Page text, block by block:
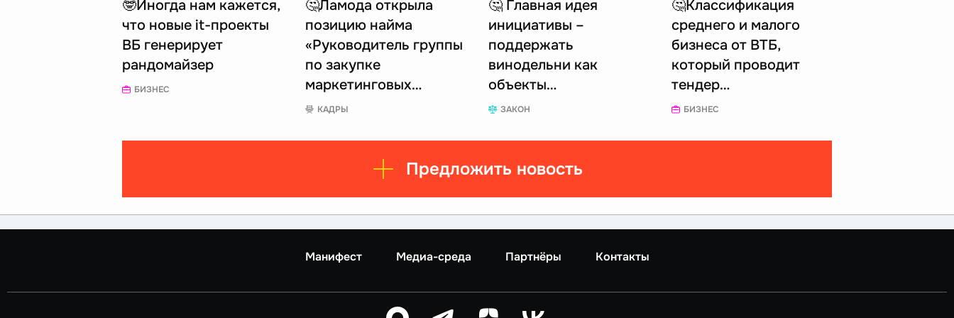
🤓Иногда нам кажется,
что новые it-проекты
ВБ генерирует
рандомайзер
БИЗНЕС
🤔Ламода открыла
позицию найма
«Руководитель группы
по закупке
маркетинговых…
КАДРЫ
🤔 Главная идея
инициативы –
поддержать
винодельни как
объекты…
ЗАКОН
🤔Классификация
среднего и малого
бизнеса от ВТБ,
который проводит
тендер…
БИЗНЕС
Предложить новость
Манифест Медиа-среда Партнёры Контакты